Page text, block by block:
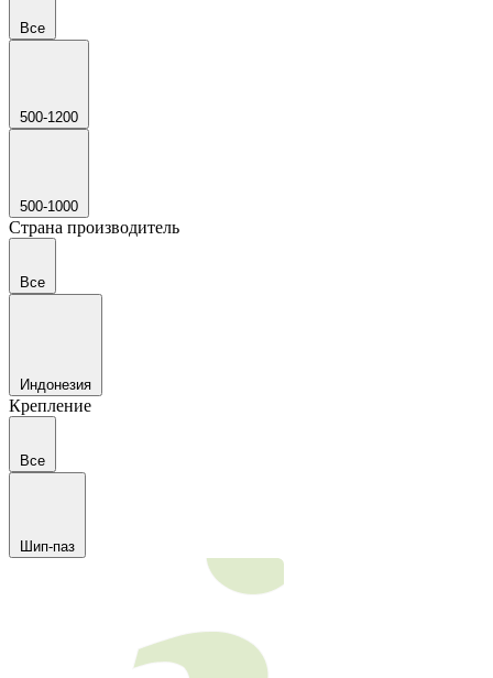
Все
500-1200
500-1000
Страна производитель
Все
Индонезия
Крепление
Все
Шип-паз